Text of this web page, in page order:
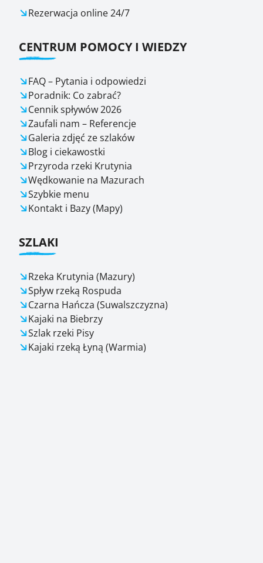
Rezerwacja online 24/7
CENTRUM POMOCY I WIEDZY
FAQ – Pytania i odpowiedzi
Poradnik: Co zabrać?
Cennik spływów 2026
Zaufali nam – Referencje
Galeria zdjęć ze szlaków
Blog i ciekawostki
Przyroda rzeki Krutynia
Wędkowanie na Mazurach
Szybkie menu
Kontakt i Bazy (Mapy)
SZLAKI
Rzeka Krutynia (Mazury)
Spływ rzeką Rospuda
Czarna Hańcza (Suwalszczyzna)
Kajaki na Biebrzy
Szlak rzeki Pisy
Kajaki rzeką Łyną (Warmia)